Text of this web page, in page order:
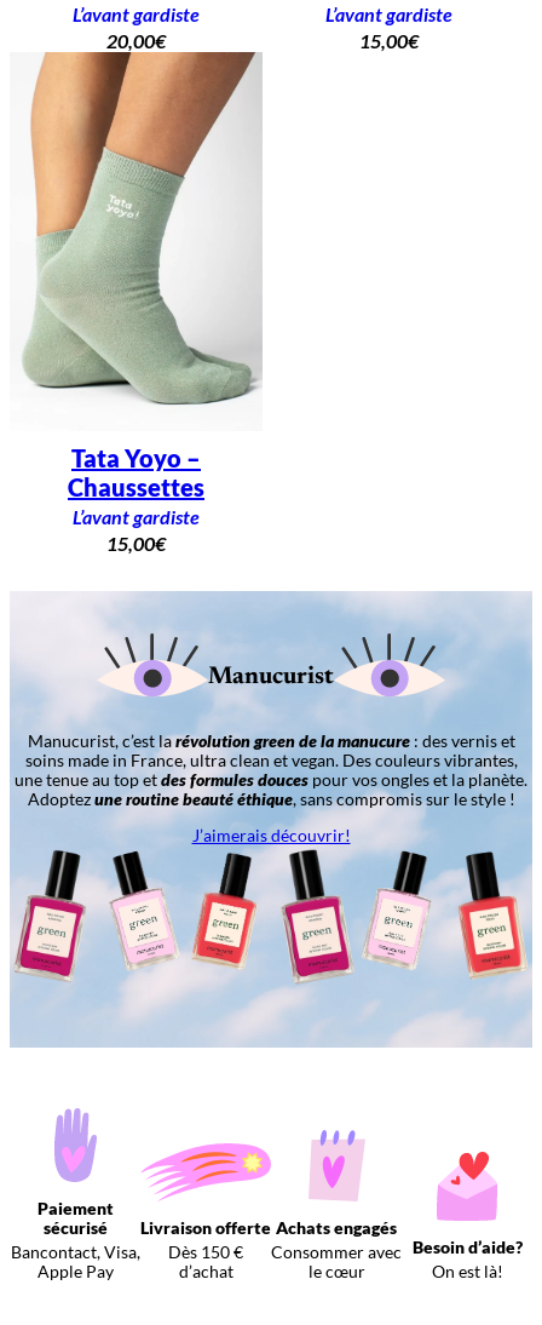
L’avant gardiste
20,00€
L’avant gardiste
15,00€
Tata Yoyo –
Chaussettes
L’avant gardiste
15,00€
Manucurist
Manucurist, c’est larévolution green de la manucure: des vernis et
soins made in France, ultra clean et vegan. Des couleurs vibrantes,
une tenue au top etdes formules douces pour vos ongles et la planète.
Adoptezune routine beauté éthique, sans compromis sur le style !
J’aimerais découvrir!
Paiement
sécurisé
Bancontact, Visa,
Apple Pay
Livraison offerte
Dès 150 €
d’achat
Achats engagés
Consommer avec
le cœur
Besoin d’aide?
On est là!